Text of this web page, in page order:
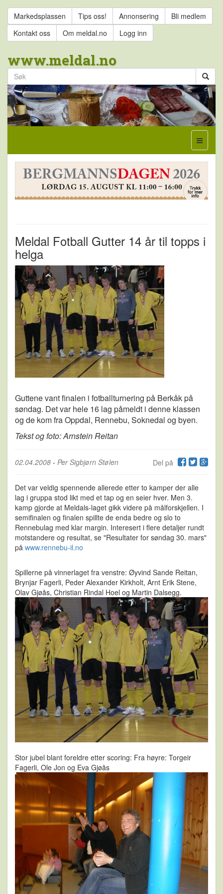
Markedsplassen Tips oss! Annonsering
Bli medlem
Kontakt oss
Om meldal.no Logg inn
www.meldal.no
Meldal Fotball Gutter 14 år til topps i
helga
Guttene vant finalen i fotballturnering på Berkåk på
søndag. Det var hele 16 lag påmeldt i denne klassen
og de kom fra Oppdal, Rennebu, Soknedal og byen.
Tekst og foto: Arnstein Reitan
Del på
02.04.2008 - Per Sigbjørn Stølen
Det var veldig spennende allerede etter to kamper der alle
lag i gruppa stod likt med et tap og en seier hver. Men 3.
kamp gjorde at Meldals-laget gikk videre på målforskjellen. I
semifinalen og finalen spillte de enda bedre og slo to
Rennebulag med klar margin. Interesert i flere detaljer rundt
motstandere og resultat, se "Resultater for søndag 30. mars"
på www.rennebu-il.no
Spillerne på vinnerlaget fra venstre: Øyvind Sande Reitan,
Brynjar Fagerli, Peder Alexander Kirkholt, Arnt Erik Stene,
Olav Gjøås, Christian Rindal Hoel og Martin Dalsegg.
Stor jubel blant foreldre etter scoring: Fra høyre: Torgeir
Fagerli, Ole Jon og Eva Gjøås